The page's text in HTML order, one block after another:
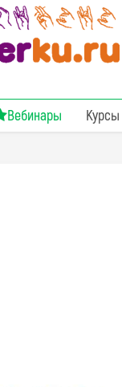
Вебинары Курсы